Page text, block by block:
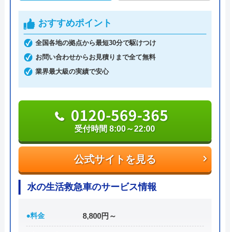
土日祝日・深夜早朝含む24時間365日、いつ相談し
ても割増料金がかからず、作業が始まるまでは一切
費用がかからないかなり信頼できる業者です。
実績も豊富で、スタッフの研修にも力を入れている
ため技術力はもちろん接客もよく、トイレや排水
管、給湯器や蛇口の修理交換まで水回りのことなら
何でも相談できます。
電話で「ホームページを見た」と伝えるだけで3,000
円割引なので、相談する際は電話で相談し、忘れず
に伝えるようにしましょう。
ちなみに、依頼せずとも見積もりにはお金はかから
おすすめポイント
全国各地の拠点から最短30分で駆けつけ
お問い合わせからお見積りまで全て無料
業界最大級の実績で安心
公式サイトを見る
0120-569-365
受付時間 8:00～22:00
水の生活救急車のサービス情報
●料金 8,800円～